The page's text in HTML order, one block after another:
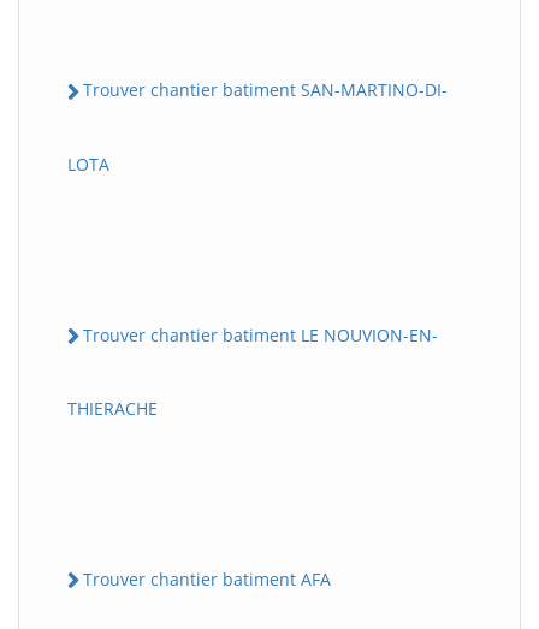
Trouver chantier batiment SAN-MARTINO-DI-
LOTA
Trouver chantier batiment LE NOUVION-EN-
THIERACHE
Trouver chantier batiment AFA